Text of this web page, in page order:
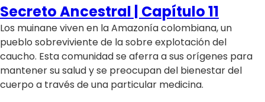
Secreto Ancestral | Capítulo 11
Los muinane viven en la Amazonía colombiana, un
pueblo sobreviviente de la sobre explotación del
caucho. Esta comunidad se aferra a sus orígenes para
mantener su salud y se preocupan del bienestar del
cuerpo a través de una particular medicina.